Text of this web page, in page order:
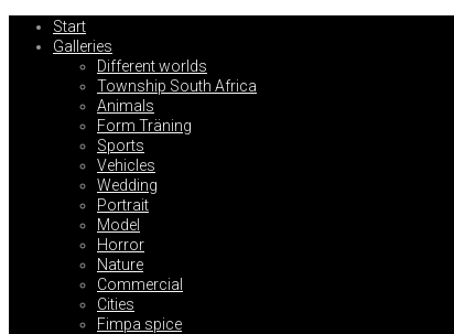
Start
Galleries
Different worlds
Township South Africa
Animals
Form Träning
Sports
Vehicles
Wedding
Portrait
Model
Horror
Nature
Commercial
Cities
Fimpa spice